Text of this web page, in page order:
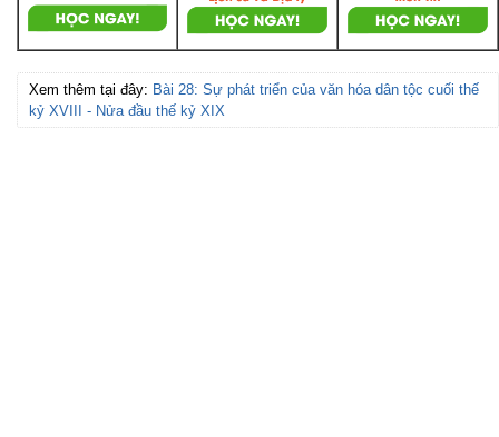
Xem thêm tại đây: Bài 28: Sự phát triển của văn hóa dân tộc cuối thế
kỷ XVIII - Nửa đầu thế kỷ XIX